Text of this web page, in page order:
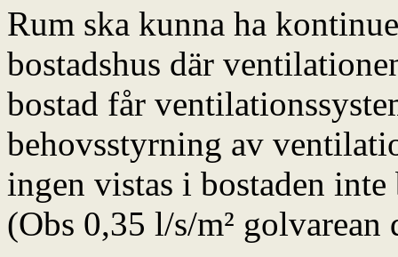
Rum ska kunna ha
bostadshus där
bostad får
behovsstyrning av
ingen vistas i bostaden
(Obs 0,35 l/s/m² golvarean